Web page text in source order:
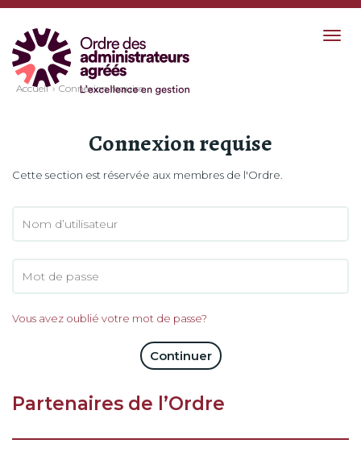
Accueil Connexion requise
Connexion requise
Cette section est réservée aux membres de l'Ordre.
Vous avez oublié votre mot de passe?
Continuer
Partenaires de l’Ordre